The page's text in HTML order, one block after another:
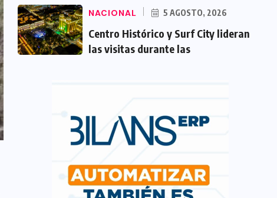
NACIONAL 5 AGOSTO, 2026
Centro Histórico y Surf City lideran
las visitas durante las